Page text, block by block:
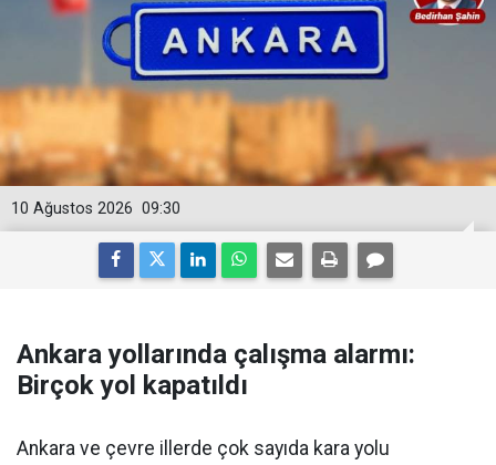
09:30
10 Ağustos 2026
Ankara yollarında çalışma alarmı:
Birçok yol kapatıldı
Ankara ve çevre illerde çok sayıda kara yolu